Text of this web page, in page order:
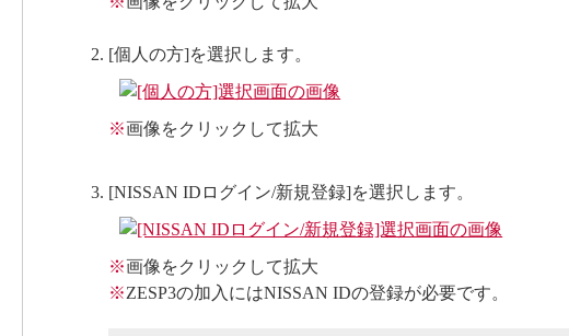
[個人の方]を選択します。
※画像をクリックして拡大
[NISSAN IDログイン/新規登録]を選択します。
※画像をクリックして拡大
※ZESP3の加入にはNISSAN IDの登録が必要です。